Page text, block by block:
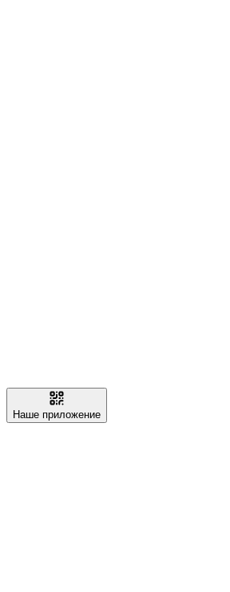
Наше приложение